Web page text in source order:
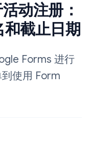
动注册：
截止日期
Forms 进行
使用 Form